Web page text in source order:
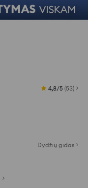
4,8/5 (53)
Dydžių gidas